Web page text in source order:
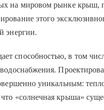
на мировом рынке крыш,
этого
энергии.
способностью, в том
уникальным:
«солнечная крыша»